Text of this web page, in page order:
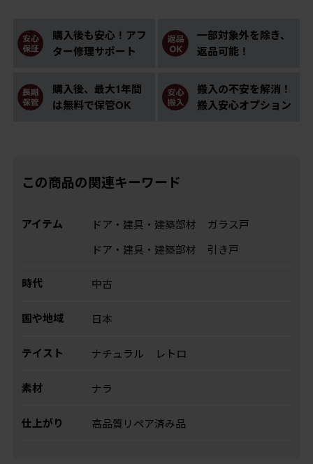
購入後も安心！アフ
ター修理サポート
一部対象外を除き、
返品可能！
購入後、最大1年間
は無料で保管OK
搬入の不安を解消！
搬入安心オプション
この商品の関連キーワード
アイテム ドア・建具・建築部材
ガラス戸
ドア・建具・建築部材
引き戸
時代 中古
国や地域 日本
テイスト ナチュラル レトロ
素材 ナラ
仕上がり 高品質リペア済み品